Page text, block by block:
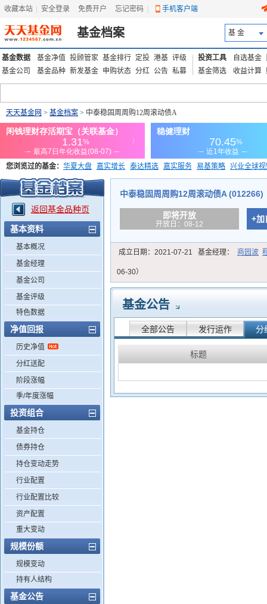
收藏本站 安全登录 免费开户 忘记密码 手机客户端
基金档案 基 金
基金数据 基金净值 投顾管家 基金排行 定投 港基 评级
基金公司
基金品种 新发基金 申购状态 分红 公告 私募
投资工具 自选基金
基金筛选
收益计算
天天基金网 > 基金档案 > 中泰稳固周周购12周滚动债A
您浏览过的基金： 华夏大盘 嘉实增长 泰达精选 嘉实服务 易基策略 兴业全球
添富优势 华安宏利 上证180价值ETF
返回基金品种页
基本资料
基本概况
基金经理
基金公司
基金评级
特色数据
净值回报
历史净值
分红送配
阶段涨幅
季/年度涨幅
投资组合
基金持仓
债券持仓
持仓变动走势
行业配置
行业配置比较
资产配置
重大变动
规模份额
规模变动
持有人结构
基金公告
中泰稳固周周购12周滚动债A (012266)
即将开放
开放日：08-12
+加
成立日期： 2021-07-21 基金经理： 商园波
06-30）
基金公告
全部公告 发行运作 分
标题